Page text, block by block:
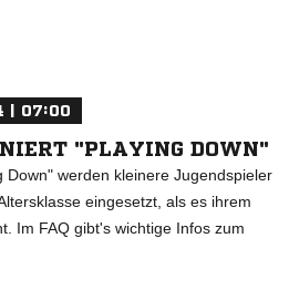
| 07:00
"PLAYING DOWN"
Down" werden kleinere Jugendspieler
eingesetzt, als es ihrem
Im FAQ gibt's wichtige Infos zum